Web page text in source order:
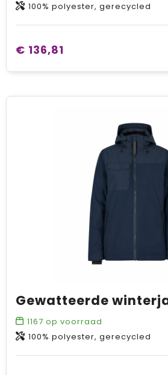
100% polyester, gerecycled
€ 136,81
1167 op voorraad
100% polyester, gerecycled